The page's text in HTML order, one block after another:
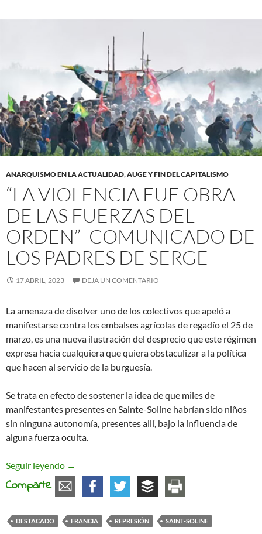
ANARQUISMO EN LA ACTUALIDAD,AUGE Y FIN DEL CAPITALISMO
“LA VIOLENCIA FUE OBRA
DE LAS FUERZAS DEL
ORDEN”- COMUNICADO DE
LOS PADRES DE SERGE
17 ABRIL, 2023 DEJA UN COMENTARIO
La amenaza de disolver uno de los colectivos que apeló a
manifestarse contra los embalses agrícolas de regadío el 25 de
marzo, es una nueva ilustración del desprecio que este régimen
expresa hacia cualquiera que quiera obstaculizar a la política
que hacen al servicio de la burguesía.
Se trata en efecto de sostener la idea de que miles de
manifestantes presentes en Sainte-Soline habrían sido niños
sin ninguna autonomía, presentes allí, bajo la influencia de
alguna fuerza oculta.
Seguir leyendo “La violencia fue obra de las fuerzas del orden”-
→
Comparte
DESTACADO FRANCIA REPRESIÓN SAINT-SOLINE